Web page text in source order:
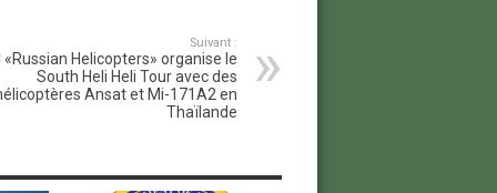
Suivant :
«Russian Helicopters» organise le
South Heli Heli Tour avec des
Ansat et Mi-171A2 en
Thaïlande